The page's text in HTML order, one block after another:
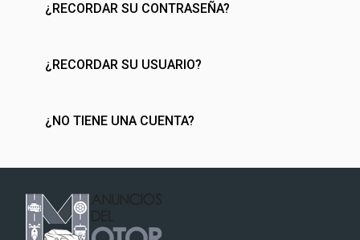
¿RECORDAR SU CONTRASEÑA?
¿RECORDAR SU USUARIO?
¿NO TIENE UNA CUENTA?